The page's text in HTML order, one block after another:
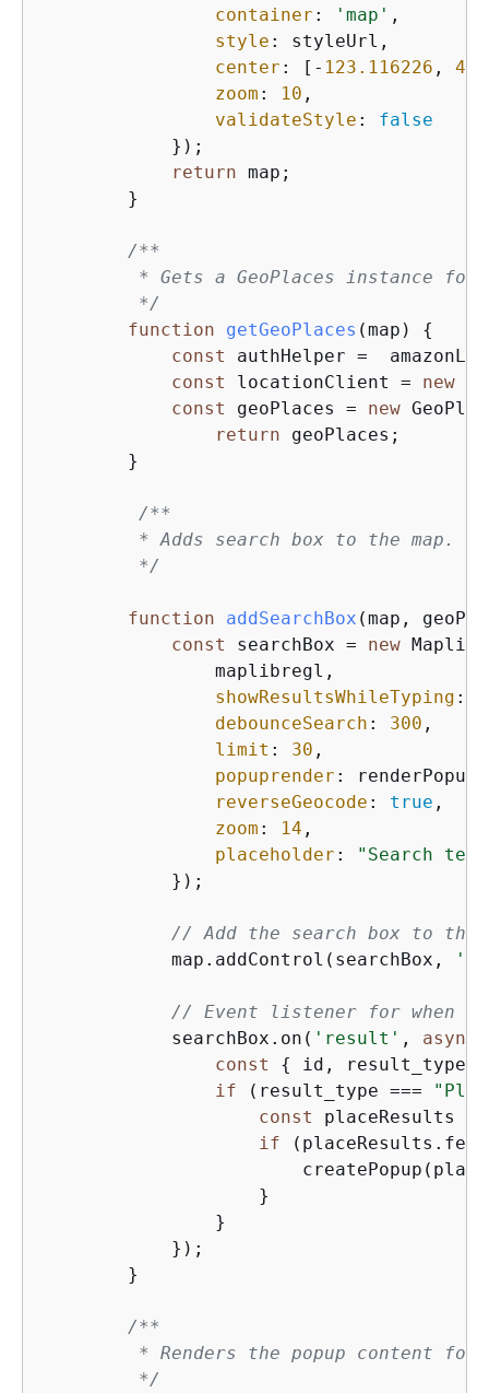
container : 'map'
style :
center : [- 123.116226 ,
zoom : 10
validateStyle : false
            });
return
        }
/**
* Gets a GeoPlaces instance for
         */
function
getGeoPlaces (map ) {
const
authHelper =
const
locationClient = new
const
geoPlaces = new
return
        }
/**
         * Adds search box to the map.
         */
function addSearchBox (map,
const
searchBox = new
                maplibregl,
showResultsWhileTyping :
debounceSearch : 300
limit : 30
popuprender :
reverseGeocode : true
zoom : 14
placeholder :
"Search
            });
// Add the search box to the
            map.addControl(searchBox,
// Event listener for when a
            searchBox.on(
'result' , async
const
{
id,
if (result_type ===
const
placeResults =
if
                    }
                }
            });
        }
/**
* Renders the popup content for
         */